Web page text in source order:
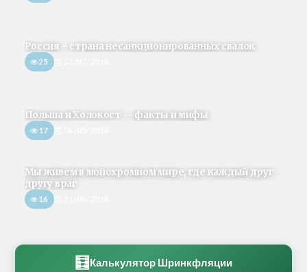
Россия – страна несанкционированных свалок
25
Польша и Холокост — факты и мифы
17
Мы живем в монохромном мире, где каждый друг
другу враг
16
🧮 Калькулятор Шринкфляции